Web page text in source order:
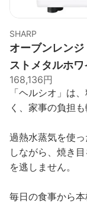
SHARP
オーブンレン
ストメタルホ
168,136円
「ヘルシオ」は
く、家事の負担
過熱水蒸気を使
しながら、焼き
を逃しません。
毎日の食事から